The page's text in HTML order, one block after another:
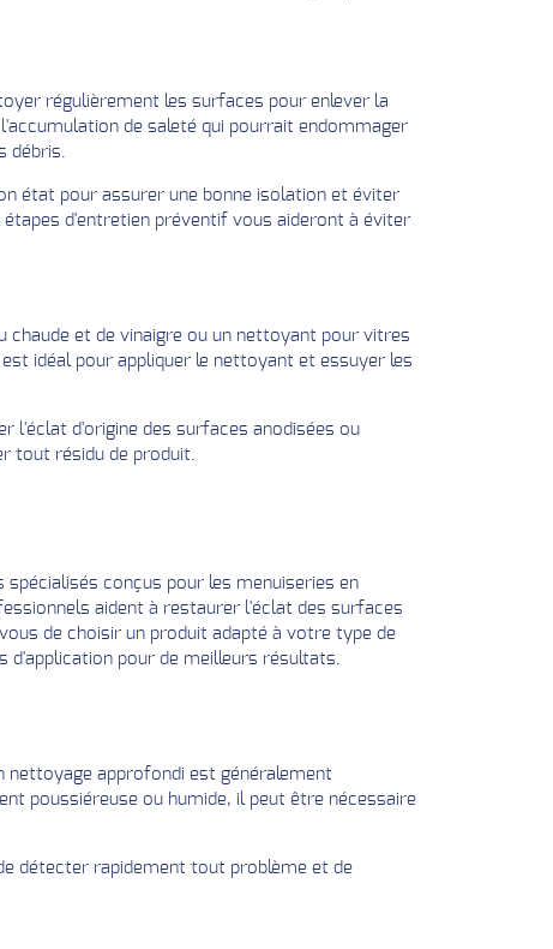
régulièrement les surfaces pour enlever la
de saleté qui pourrait endommager
débris.
état pour assurer une bonne isolation et éviter
d'entretien préventif vous aideront à éviter
chaude et de vinaigre ou un nettoyant pour vitres
idéal pour appliquer le nettoyant et essuyer les
l'éclat d'origine des surfaces anodisées ou
tout résidu de produit.
spécialisés conçus pour les menuiseries en
aident à restaurer l'éclat des surfaces
de choisir un produit adapté à votre type de
pour de meilleurs résultats.
nettoyage approfondi est généralement
poussiéreuse ou humide, il peut être nécessaire
détecter rapidement tout problème et de